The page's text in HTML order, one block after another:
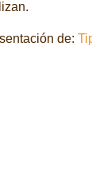
de: